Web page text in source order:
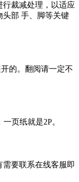
裁减处理，以适应
部 手、脚等关键
的。翻阅请一定不
页纸就是2P。
要联系在线客服即